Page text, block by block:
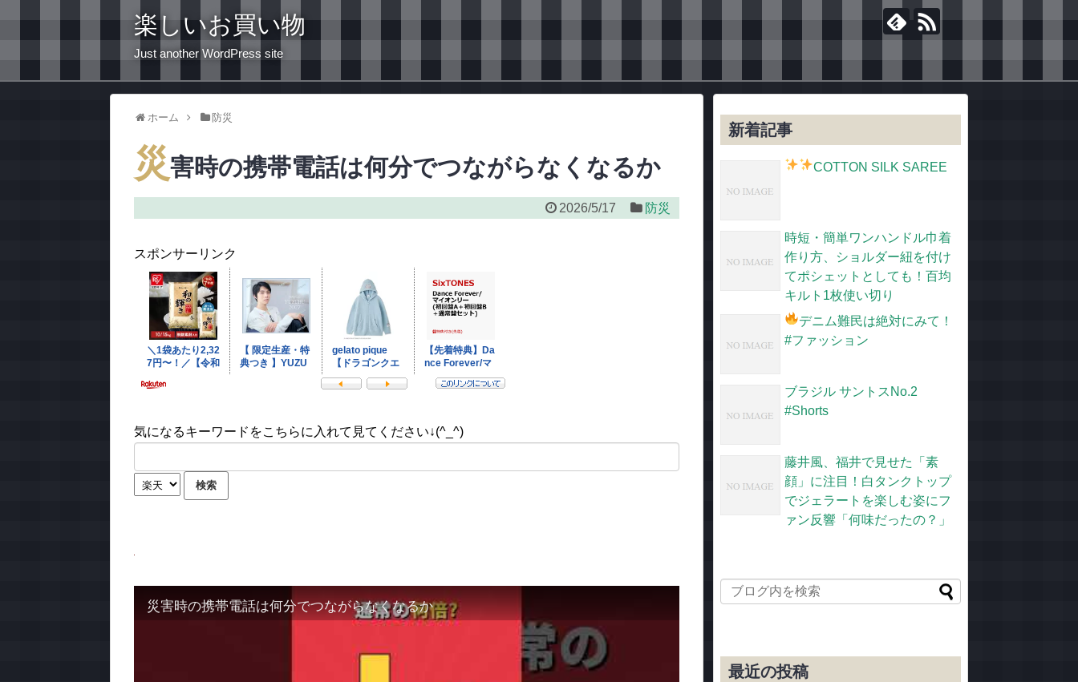
楽しいお買い物
Just another WordPress site
ホーム 防災
災害時の携帯電話は何分でつながらなくなるか
2026/5/17 防災
スポンサーリンク
気になるキーワードをこちらに入れて見てください↓(^_^)
災害時の携帯電話は何分でつながらなくなるか
新着記事
COTTON SILK SAREE
時短・簡単ワンハンドル巾着
作り方、ショルダー紐を付け
てポシェットとしても！百均
キルト1枚使い切り
デニム難民は絶対にみて！
#ファッション
ブラジル サントスNo.2
#Shorts
藤井風、福井で見せた「素
顔」に注目！白タンクトップ
でジェラートを楽しむ姿にフ
ァン反響「何味だったの？」
最近の投稿